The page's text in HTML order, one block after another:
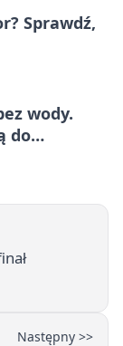
Sprawdź,
wody.
do
Następny >>